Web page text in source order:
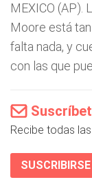
MEXICO (AP).
Moore está
falta nada, y
con las que
Recibe todas
SUSCRIBIRSE